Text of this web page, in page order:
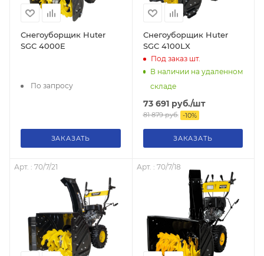
Снегоуборщик Huter
SGC 4000E
По запросу
ЗАКАЗАТЬ
Снегоуборщик Huter
SGC 4100LX
Под заказшт.
В наличии на удаленном
складе
73 691руб./шт
81 879руб. -10%
ЗАКАЗАТЬ
Арт. : 70/7/21 Арт. : 70/7/18